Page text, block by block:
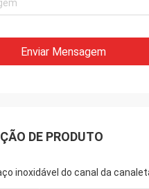
Enviar Mensagem
DE PRODUTO
inoxidável do canal da